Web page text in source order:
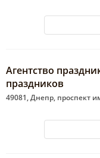
Агентство
праздников
49081, Днепр, проспект